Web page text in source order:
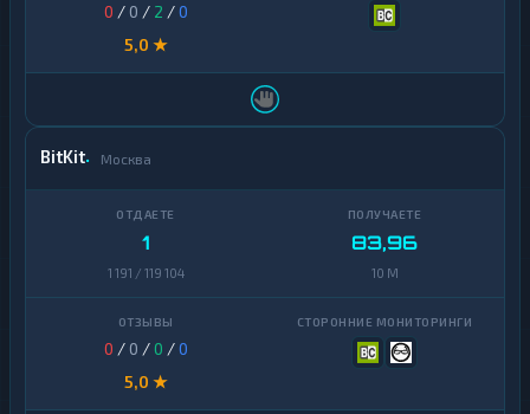
0 / 0 / 2 /0
5,0 ★
BitKit Москва
1
1 191 / 119 104
83,96
10 M
0 / 0 /0 /0
5,0 ★